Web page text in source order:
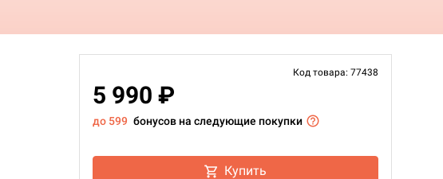
Код товара: 77438
5 990 ₽
до 599 бонусов на следующие покупки
Купить